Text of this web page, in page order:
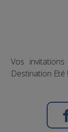
Vos
Destination Eté !